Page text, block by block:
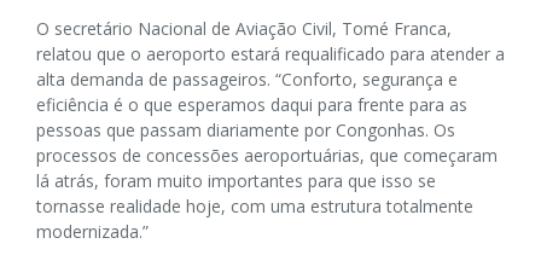
O secretário Nacional de Aviação Civil, Tomé Franca,
relatou que o aeroporto estará requalificado para atender a
alta demanda de passageiros. “Conforto, segurança e
eficiência é o que esperamos daqui para frente para as
pessoas que passam diariamente por Congonhas. Os
processos de concessões aeroportuárias, que começaram
lá atrás, foram muito importantes para que isso se
tornasse realidade hoje, com uma estrutura totalmente
modernizada.”